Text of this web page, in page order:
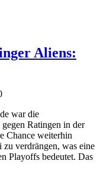
Aliens:
war die
Ratingen in der
Chance weiterhin
verdrängen, was eine
Playoffs bedeutet. Das